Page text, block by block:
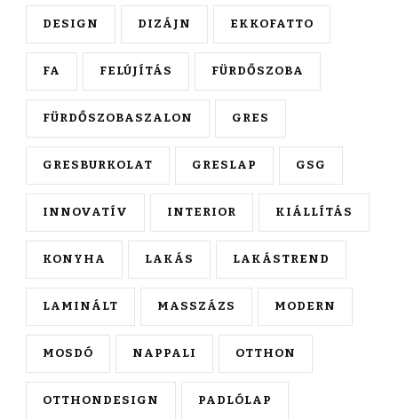
DESIGN DIZÁJN EKKOFATTO
FA FELÚJÍTÁS FÜRDŐSZOBA
FÜRDŐSZOBASZALON GRES
GRESBURKOLAT GRESLAP GSG
INNOVATÍV INTERIOR KIÁLLÍTÁS
KONYHA LAKÁS LAKÁSTREND
LAMINÁLT MASSZÁZS MODERN
MOSDÓ NAPPALI OTTHON
OTTHONDESIGN PADLÓLAP